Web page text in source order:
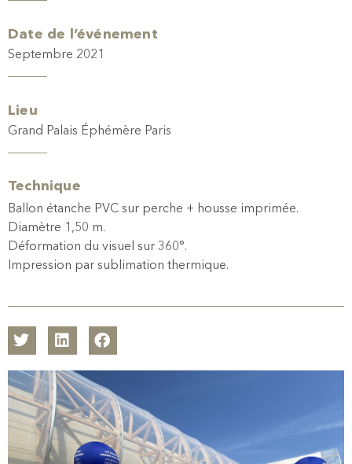
Date de l’événement
Septembre 2021
Lieu
Grand Palais Éphémère Paris
Technique
Ballon étanche PVC sur perche + housse imprimée.
Diamètre 1,50 m.
Déformation du visuel sur 360°.
Impression par sublimation thermique.